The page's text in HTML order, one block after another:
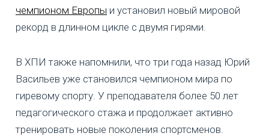
чемпионом Европы и установил новый мировой
рекорд в длинном цикле с двумя гирями.
В ХПИ также напомнили, что три года назад Юрий
Васильев уже становился чемпионом мира по
гиревому спорту. У преподавателя более 50 лет
педагогического стажа и продолжает активно
тренировать новые поколения спортсменов.